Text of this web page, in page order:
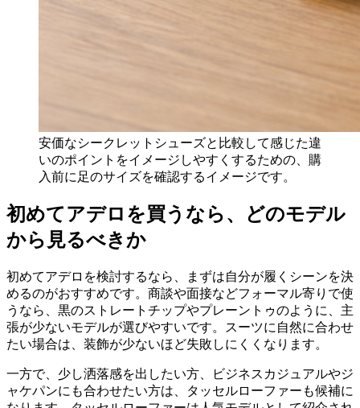
安価なシークレットシューズと比較して感じた違
いのポイントをイメージしやすくするための、購
入前に足のサイズを確認するイメージです。
初めてアデロを買うなら、どのモデル
から見るべきか
初めてアデロを検討するなら、まずは自分が履くシーンを決
めるのがおすすめです。商談や面接などフォーマル寄りで使
うなら、黒のストレートチップやプレーントゥのように、主
張が少ないモデルが選びやすいです。スーツに自然に合わせ
たい場合は、装飾が少ないほど失敗しにくくなります。
一方で、少し洒落感を出したい方、ビジネスカジュアルやジ
ャケパンにも合わせたい方は、タッセルローファーも候補に